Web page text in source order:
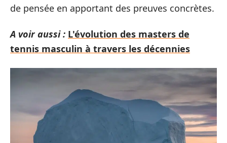
de pensée en apportant des preuves concrètes.
A voir aussi : L'évolution des masters de
tennis masculin à travers les décennies